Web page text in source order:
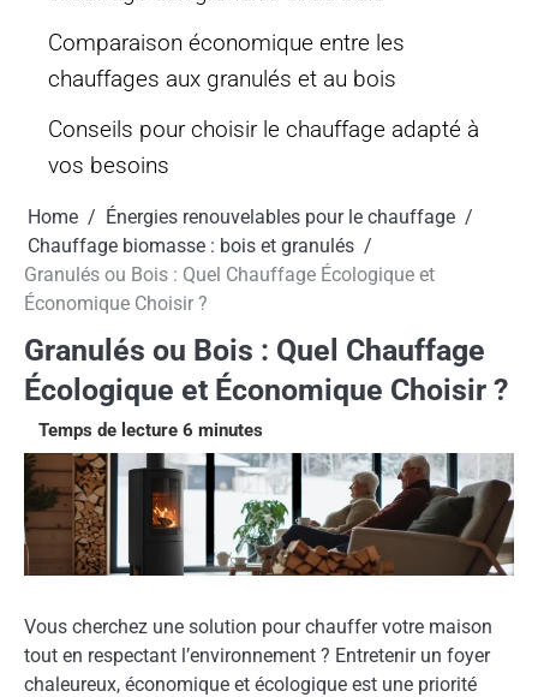
Home
Énergies renouvelables pour le chauffage
Chauffage biomasse : bois et granulés
Granulés ou Bois : Quel Chauffage Écologique et
Économique Choisir ?
Granulés ou Bois : Quel Chauffage
Écologique et Économique Choisir ?
Vous cherchez une solution pour chauffer votre maison
tout en respectant l’environnement ? Entretenir un foyer
chaleureux, économique et écologique est une priorité
Comparaison économique entre les
chauffages aux granulés et au bois
Conseils pour choisir le chauffage adapté à
vos besoins